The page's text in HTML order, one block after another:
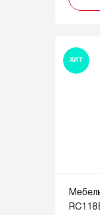
ХИТ